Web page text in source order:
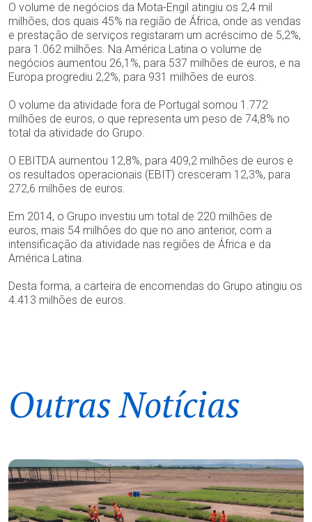
O volume de negócios da Mota-Engil atingiu os 2,4 mil
milhões, dos quais 45% na região de África, onde as vendas
e prestação de serviços registaram um acréscimo de 5,2%,
para 1.062 milhões. Na América Latina o volume de
negócios aumentou 26,1%, para 537 milhões de euros, e na
Europa progrediu 2,2%, para 931 milhões de euros.
O volume da atividade fora de Portugal somou 1.772
milhões de euros, o que representa um peso de 74,8% no
total da atividade do Grupo.
O EBITDA aumentou 12,8%, para 409,2 milhões de euros e
os resultados operacionais (EBIT) cresceram 12,3%, para
272,6 milhões de euros.
Em 2014, o Grupo investiu um total de 220 milhões de
euros, mais 54 milhões do que no ano anterior, com a
intensificação da atividade nas regiões de África e da
América Latina.
Desta forma, a carteira de encomendas do Grupo atingiu os
4.413 milhões de euros.
Outras Notícias